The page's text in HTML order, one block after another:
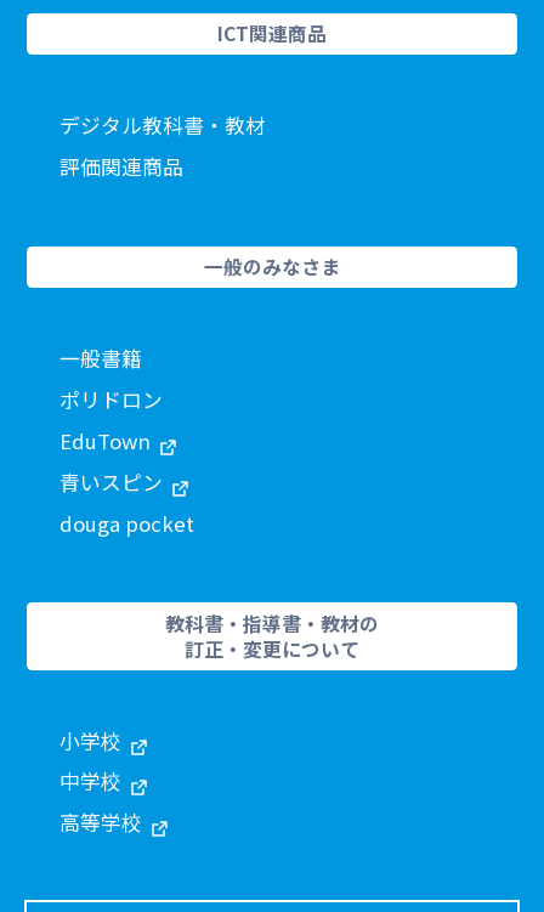
ICT関連商品
デジタル教科書・教材
評価関連商品
一般のみなさま
一般書籍
ポリドロン
EduTown
青いスピン
douga pocket
教科書・指導書・教材の
訂正・変更について
小学校
中学校
高等学校